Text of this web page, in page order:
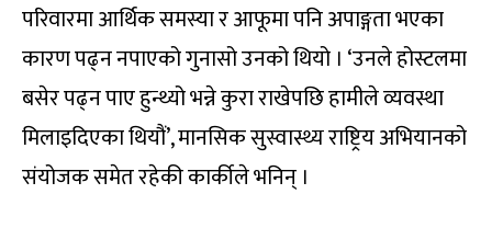
परिवारमा आर्थिक समस्या र आफूमा पनि अपाङ्गता भएका
कारण पढ्न नपाएको गुनासो उनको थियो । ‘उनले होस्टलमा
बसेर पढ्न पाए हुन्थ्यो भन्ने कुरा राखेपछि हामीले व्यवस्था
मिलाइदिएका थियौं’, मानसिक सुस्वास्थ्य राष्ट्रिय अभियानको
संयोजक समेत रहेकी कार्कीले भनिन् ।